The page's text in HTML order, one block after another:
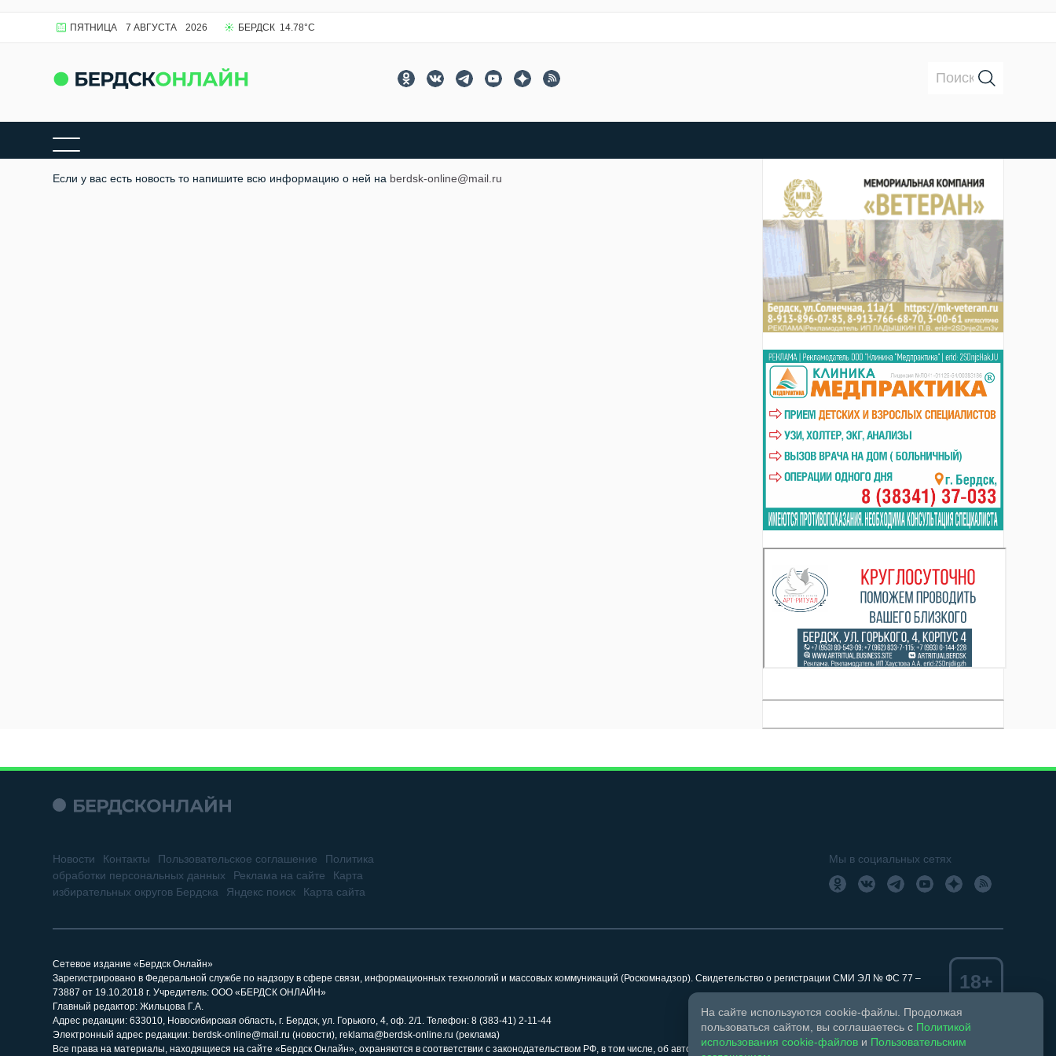
ПЯТНИЦА 7 АВГУСТА 2026 БЕРДСК 14.78°C
Если у вас есть новость то напишите всю информацию о ней на berdsk-online@mail.ru
Новости Контакты Пользовательское соглашение
Политика
обработки персональных данных
Реклама на сайте
Карта
избирательных округов Бердска
Яндекс поиск Карта сайта
Мы в социальных сетях
Сетевое издание «Бердск Онлайн»
Зарегистрировано в Федеральной службе по надзору в сфере связи, информационных технологий и массовых коммуникаций (Роскомнадзор). Свидетельство о регистрации СМИ ЭЛ № ФС 77 –
73887 от 19.10.2018 г. Учредитель: ООО «БЕРДСК ОНЛАЙН»
Главный редактор: Жильцова Г.А.
Адрес редакции: 633010, Новосибирская область, г. Бердск, ул. Горького, 4, оф. 2/1. Телефон: 8 (383-41) 2-11-44
Электронный адрес редакции: berdsk-online@mail.ru (новости), reklama@berdsk-online.ru (реклама)
Все права на материалы, находящиеся на сайте «Бердск Онлайн», охраняются в соответствии с законодательством РФ, в том числе, об авторском праве и смежных правах.
18+
На сайте используются cookie-файлы. Продолжая
пользоваться сайтом, вы соглашаетесь с Политикой
использования cookie-файлов и Пользовательским